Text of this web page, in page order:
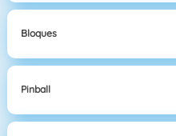
Bloques
Pinball